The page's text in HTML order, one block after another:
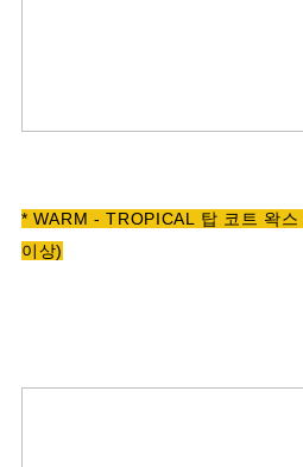
* WARM - TROPICAL 탑 코트 왁
이상)